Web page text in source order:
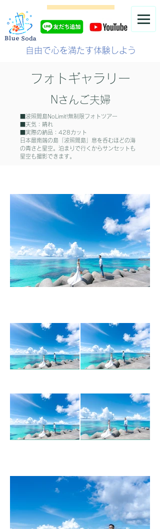
自由で心を満たす体験しよう
フォトギャラリー
Nさんご夫婦
■波照間島NoLimit!無制限フォトツアー
​■天気：晴れ
​■実際の納品：428カット
​日本最南端の島「波照間島」息を呑むほどの海
の青さと星空。泊まりで行くからサンセットも
星空も撮影できます。​